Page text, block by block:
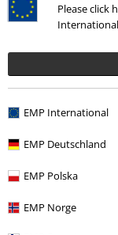
Please click
International
EMP International
EMP Deutschland
EMP Polska
EMP Norge
Ostatnia wizyta